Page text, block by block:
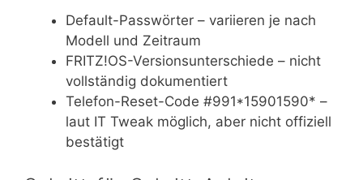
Default-Passwörter – variieren je nach
Modell und Zeitraum
FRITZ!OS-Versionsunterschiede – nicht
vollständig dokumentiert
Telefon-Reset-Code #991*15901590* –
laut IT Tweak möglich, aber nicht offiziell
bestätigt